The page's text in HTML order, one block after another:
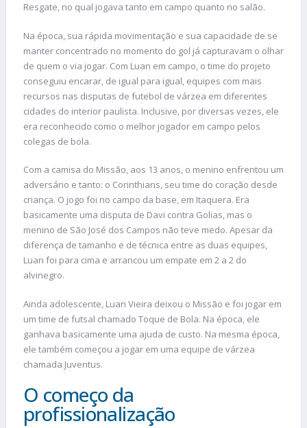
Resgate, no qual jogava tanto em campo quanto no salão.
Na época, sua rápida movimentação e sua capacidade de se
manter concentrado no momento do gol já capturavam o olhar
de quem o via jogar. Com Luan em campo, o time do projeto
conseguiu encarar, de igual para igual, equipes com mais
recursos nas disputas de futebol de várzea em diferentes
cidades do interior paulista. Inclusive, por diversas vezes, ele
era reconhecido como o melhor jogador em campo pelos
colegas de bola.
Com a camisa do Missão, aos 13 anos, o menino enfrentou um
adversário e tanto: o Corinthians, seu time do coração desde
criança. O jogo foi no campo da base, em Itaquera. Era
basicamente uma disputa de Davi contra Golias, mas o
menino de São José dos Campos não teve medo. Apesar da
diferença de tamanho e de técnica entre as duas equipes,
Luan foi para cima e arrancou um empate em 2 a 2 do
alvinegro.
Ainda adolescente, Luan Vieira deixou o Missão e foi jogar em
um time de futsal chamado Toque de Bola. Na época, ele
ganhava basicamente uma ajuda de custo. Na mesma época,
ele também começou a jogar em uma equipe de várzea
chamada Juventus.
O começo da
profissionalização